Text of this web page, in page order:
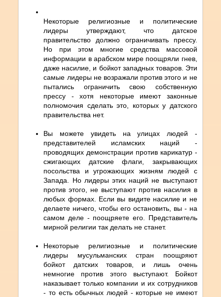
Некоторые религиозные и политические
лидеры утверждают, что датское
правительство должно ограничивать прессу.
Но при этом многие средства массовой
информации в арабском мире поощряли гнев,
даже насилие, и бойкот западных товаров. Эти
самые лидеры не возражали против этого и не
пытались ограничить свою собственную
прессу - хотя некоторые имеют законные
полномочия сделать это, которых у датского
правительства нет.
Вы можете увидеть на улицах людей -
представителей исламских наций -
проводящих демонстрации против карикатур -
сжигающих датские флаги, закрывающих
посольства и угрожающих жизням людей с
Запада. Но лидеры этих наций не выступают
против этого, не выступают против насилия в
любых формах. Если вы видите насилие и не
делаете ничего, чтобы его остановить, вы - на
самом деле - поощряете его. Представитель
мирной религии так делать не станет.
Некоторые религиозные и политические
лидеры мусульманских стран поощряют
бойкот датских товаров, и лишь очень
немногие против этого выступают. Бойкот
наказывает только компании и их сотрудников
- то есть обычных людей - которые не имеют